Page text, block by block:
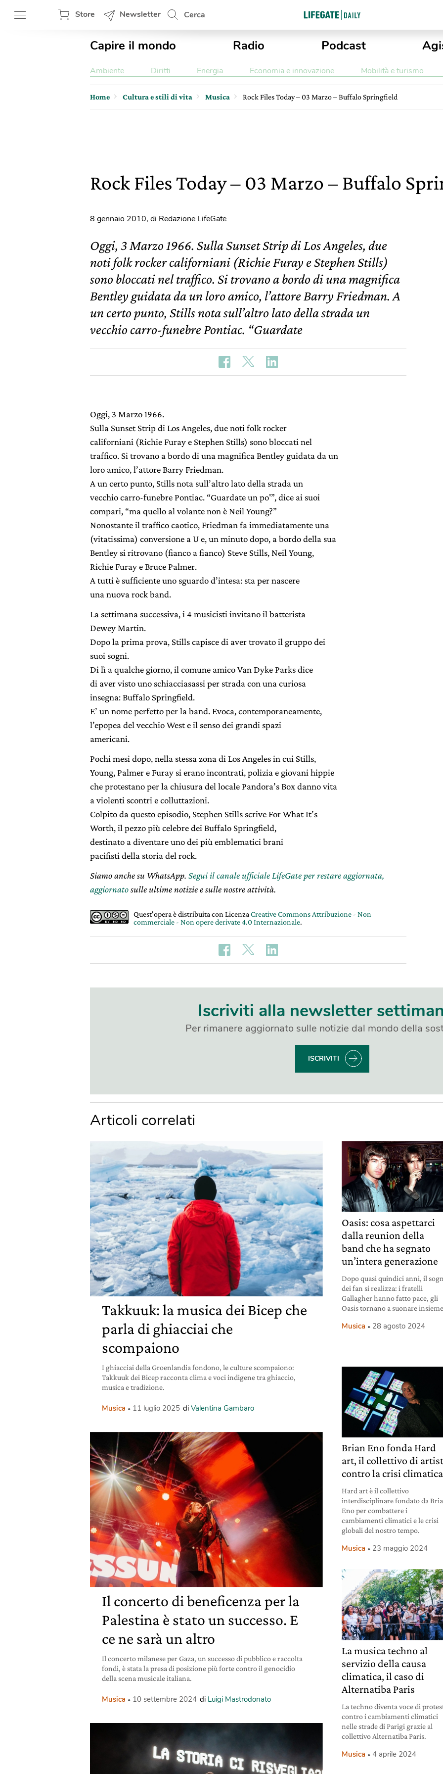
Store Newsletter Cerca
Capire il mondo Radio Podcast
Ambiente Diritti Energia Economia e innovazione Mobilità e turismo
Home Cultura e stili di vita Musica Rock Files Today – 03 Marzo – Buffalo Springfield
Rock Files Today – 03 Marzo – Buffalo
8 gennaio 2010, di Redazione LifeGate
Oggi, 3 Marzo 1966. Sulla Sunset Strip di Los Angeles, due
noti folk rocker californiani (Richie Furay e Stephen Stills)
sono bloccati nel traffico. Si trovano a bordo di una magnifica
Bentley guidata da un loro amico, l’attore Barry Friedman. A
un certo punto, Stills nota sull’altro lato della strada un
vecchio carro-funebre Pontiac. “Guardate
Oggi, 3 Marzo 1966.
Sulla Sunset Strip di Los Angeles, due noti folk rocker
californiani (Richie Furay e Stephen Stills) sono bloccati nel
traffico. Si trovano a bordo di una magnifica Bentley guidata da un
loro amico, l’attore Barry Friedman.
A un certo punto, Stills nota sull’altro lato della strada un
vecchio carro-funebre Pontiac. “Guardate un po'”, dice ai suoi
compari, “ma quello al volante non è Neil Young?”
Nonostante il traffico caotico, Friedman fa immediatamente una
(vitatissima) conversione a U e, un minuto dopo, a bordo della sua
Bentley si ritrovano (fianco a fianco) Steve Stills, Neil Young,
Richie Furay e Bruce Palmer.
A tutti è sufficiente uno sguardo d’intesa: sta per nascere
una nuova rock band.
La settimana successiva, i 4 musicisti invitano il batterista
Dewey Martin.
Dopo la prima prova, Stills capisce di aver trovato il gruppo dei
suoi sogni.
Di lì a qualche giorno, il comune amico Van Dyke Parks dice
di aver visto uno schiacciasassi per strada con una curiosa
insegna: Buffalo Springfield.
E’ un nome perfetto per la band. Evoca, contemporaneamente,
l’epopea del vecchio West e il senso dei grandi spazi
americani.
Pochi mesi dopo, nella stessa zona di Los Angeles in cui Stills,
Young, Palmer e Furay si erano incontrati, polizia e giovani hippie
che protestano per la chiusura del locale Pandora’s Box danno vita
a violenti scontri e colluttazioni.
Colpito da questo episodio, Stephen Stills scrive For What It’s
Worth, il pezzo più celebre dei Buffalo Springfield,
destinato a diventare uno dei più emblematici brani
pacifisti della storia del rock.
Siamo anche su WhatsApp. Segui il canale ufficiale LifeGate per restare aggiornata,
aggiornatosulle ultime notizie e sulle nostre attività.
Quest'opera è distribuita con Licenza Creative Commons Attribuzione - Non
commerciale - Non opere derivate 4.0 Internazionale.
Iscriviti alla newsletter
Per rimanere aggiornato sulle notizie dal mondo della
ISCRIVITI
Articoli correlati
Takkuuk: la musica dei Bicep che
parla di ghiacciai che
scompaiono
I ghiacciai della Groenlandia fondono, le culture scompaiono:
Takkuuk dei Bicep racconta clima e voci indigene tra ghiaccio,
musica e tradizione.
Musica 11 luglio 2025 di Valentina Gambaro
Il concerto di beneficenza per la
Palestina è stato un successo. E
ce ne sarà un altro
Il concerto milanese per Gaza, un successo di pubblico e raccolta
fondi, è stata la presa di posizione più forte contro il genocidio
della scena musicale italiana.
Musica 10 settembre 2024 di Luigi Mastrodonato
Oasis: cosa aspettarci
dalla reunion della
band che ha segnato
un’intera generazione
Dopo quasi quindici anni, il
dei fan si realizza: i fratelli
Gallagher hanno fatto pace, gli
Oasis tornano a suonare
Musica 28 agosto 2024
Brian Eno fonda Hard
art, il collettivo di
contro la crisi climatica
Hard art è il collettivo
interdisciplinare fondato da
Eno per combattere i
cambiamenti climatici e le crisi
globali del nostro tempo.
Musica 23 maggio 2024
La musica techno al
servizio della causa
climatica, il caso di
Alternatiba Paris
La techno diventa voce di
contro i cambiamenti climatici
nelle strade di Parigi grazie al
collettivo Alternatiba Paris.
Musica 4 aprile 2024